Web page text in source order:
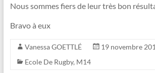
Nous sommes fiers de leur très bon
Bravo à eux
Vanessa GOETTLÉ
19 novembre
Ecole De Rugby, M14